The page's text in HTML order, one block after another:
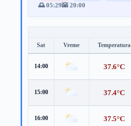
🌅 05:29🌇 20:00
Sat Vreme Temperatura
14:00 37.6°C
15:00 37.4°C
16:00 37.5°C